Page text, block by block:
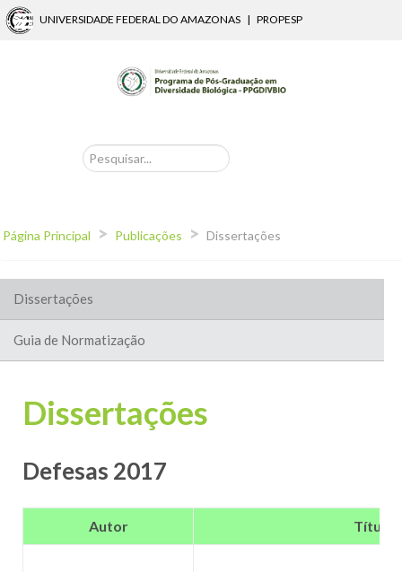
UNIVERSIDADE FEDERAL DO AMAZONAS | PROPESP
Página Principal > Publicações > Dissertações
Dissertações
Guia de Normatização
Dissertações
Defesas 2017
Autor Título/